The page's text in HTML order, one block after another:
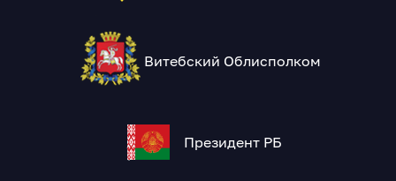
Витебский Облисполком
Президент РБ